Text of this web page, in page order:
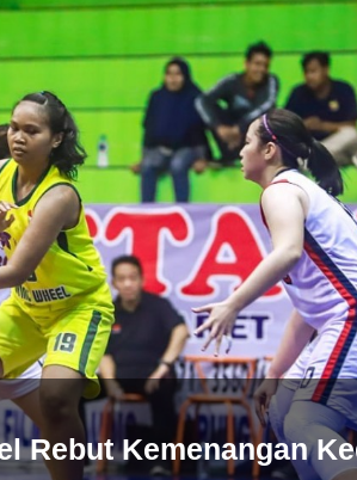
Rebut Kemenangan